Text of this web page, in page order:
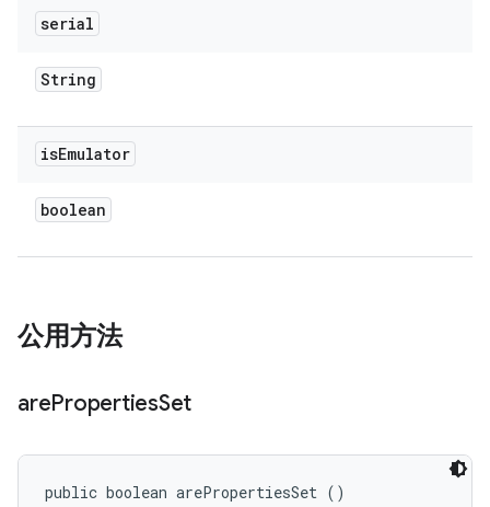
serial
String
isEmulator
boolean
公用方法
arePropertiesSet
public boolean arePropertiesSet ()